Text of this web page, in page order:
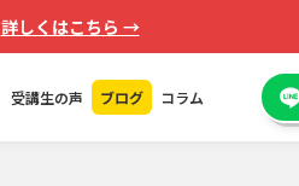
詳しくはこちら →
受講生の声 ブログ コラム